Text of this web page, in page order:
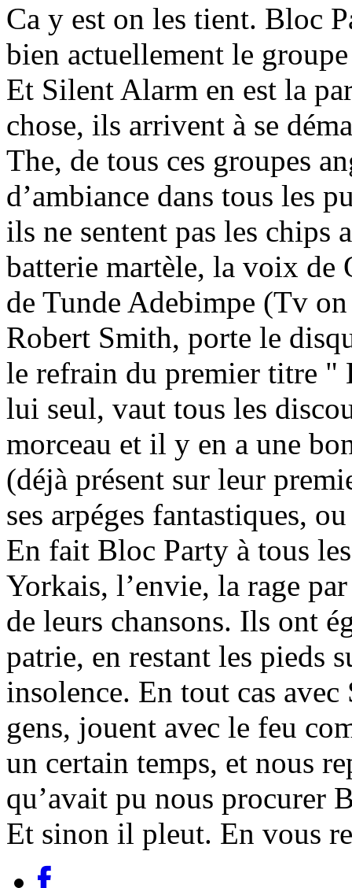
Ca y est on les tient. Bloc
bien actuellement le
Et Silent Alarm en est la
chose, ils arrivent à se
The, de tous ces groupes
d’ambiance dans tous les
ils ne sentent pas les chips
batterie martèle, la voix de
de Tunde Adebimpe (Tv
Robert Smith, porte le
le refrain du premier titre "
lui seul, vaut tous les
morceau et il y en a une
(déjà présent sur leur
ses arpéges fantastiques,
En fait Bloc Party à tous
Yorkais, l’envie, la rage
de leurs chansons. Ils ont
patrie, en restant les pieds
insolence. En tout cas
gens, jouent avec le feu
un certain temps, et nous
qu’avait pu nous procurer
Et sinon il pleut. En vous